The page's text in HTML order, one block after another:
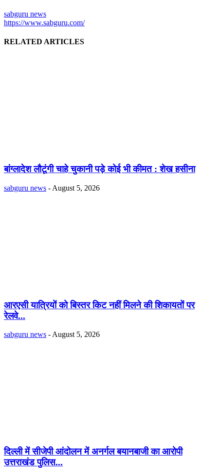
sabguru news
https://www.sabguru.com/
RELATED ARTICLES
बांग्लादेश लौटूंगी चाहे चुकानी पड़े कोई भी कीमत : शेख हसीना
sabguru news - August 5, 2026
आरएसी यात्रियों को बिस्तर किट नहीं मिलने की शिकायतों पर
रेलवे...
sabguru news - August 5, 2026
दिल्ली में सीजेपी आंदोलन में अनर्गल बयानबाजी का आरोपी
उत्तराखंड पुलिस...